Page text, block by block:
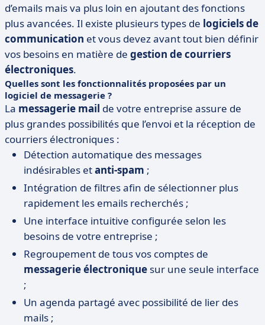
d’emails mais va plus loin en ajoutant des fonctions
plus avancées. Il existe plusieurs types de logiciels de
communication et vous devez avant tout bien définir
vos besoins en matière de gestion de courriers
électroniques.
Quelles sont les fonctionnalités proposées par un
logiciel de messagerie ?
La messagerie mail de votre entreprise assure de
plus grandes possibilités que l’envoi et la réception de
courriers électroniques :
Détection automatique des messages
indésirables etanti-spam ;
Intégration de filtres afin de sélectionner plus
rapidement les emails recherchés ;
Une interface intuitive configurée selon les
besoins de votre entreprise ;
Regroupement de tous vos comptes de
messagerie électronique sur une seule interface
;
Un agenda partagé avec possibilité de lier des
mails ;